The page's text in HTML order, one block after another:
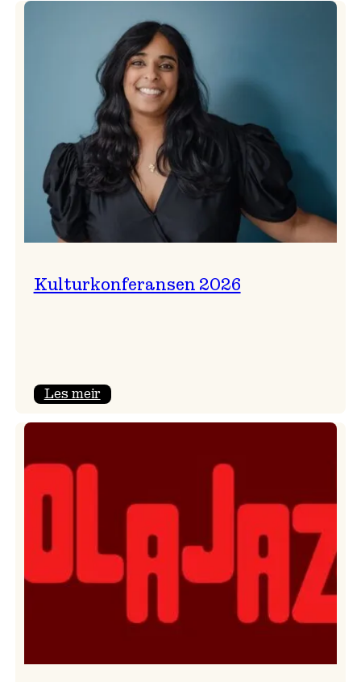
tilbake!
Kulturkonferansen 2026
Les meir: